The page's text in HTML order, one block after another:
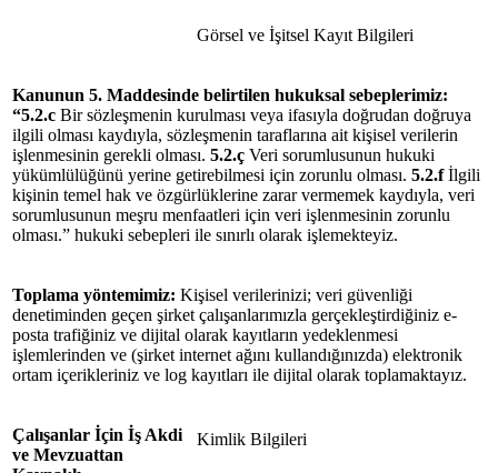
Görsel ve İşitsel Kayıt Bilgileri
Kanunun 5. Maddesinde belirtilen hukuksal sebeplerimiz:
“5.2.c Bir sözleşmenin kurulması veya ifasıyla doğrudan doğruya
ilgili olması kaydıyla, sözleşmenin taraflarına ait kişisel verilerin
işlenmesinin gerekli olması. 5.2.ç Veri sorumlusunun hukuki
yükümlülüğünü yerine getirebilmesi için zorunlu olması. 5.2.fİlgili
kişinin temel hak ve özgürlüklerine zarar vermemek kaydıyla, veri
sorumlusunun meşru menfaatleri için veri işlenmesinin zorunlu
olması.” hukuki sebepleri ile sınırlı olarak işlemekteyiz.
Toplama yöntemimiz: Kişisel verilerinizi; veri güvenliği
denetiminden geçen şirket çalışanlarımızla gerçekleştirdiğiniz e-
posta trafiğiniz ve dijital olarak kayıtların yedeklenmesi
işlemlerinden ve (şirket internet ağını kullandığınızda) elektronik
ortam içerikleriniz ve log kayıtları ile dijital olarak toplamaktayız.
Çalışanlar İçin İş Akdi
ve Mevzuattan
Kimlik Bilgileri